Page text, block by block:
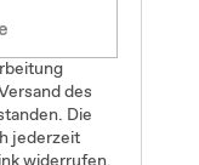
des
Die
jederzeit
widerrufen.